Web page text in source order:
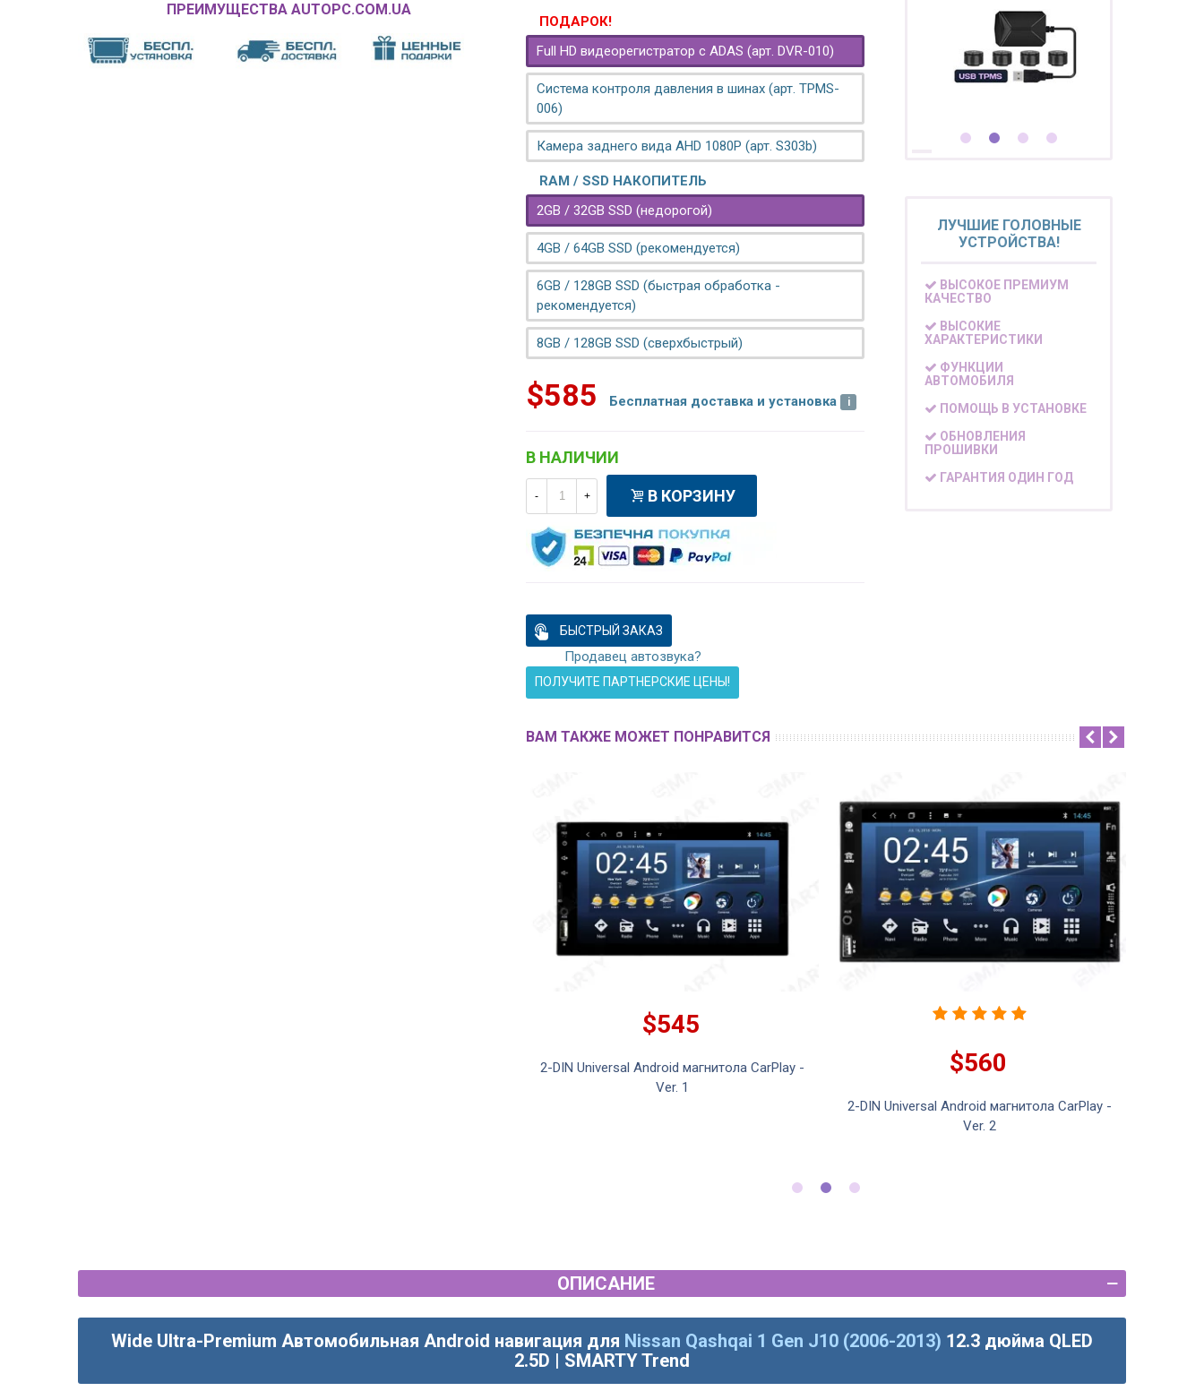
ПРЕИМУЩЕСТВА AUTOPC.COM.UA
ПОДАРОК!
Full HD видеорегистратор с ADAS (арт. DVR-010)
Система контроля давления в шинах (арт. TPMS-
006)
Камера заднего вида AHD 1080P (арт. S303b)
RAM / SSD НАКОПИТЕЛЬ
2GB / 32GB SSD (недорогой)
4GB / 64GB SSD (рекомендуется)
6GB / 128GB SSD (быстрая обработка -
рекомендуется)
8GB / 128GB SSD (сверхбыстрый)
$585 Бесплатная доставка и установка
В НАЛИЧИИ
- + В КОРЗИНУ
БЫСТРЫЙ ЗАКАЗ
Продавец автозвука?
ПОЛУЧИТЕ ПАРТНЕРСКИЕ ЦЕНЫ!
ЛУЧШИЕ ГОЛОВНЫЕ
УСТРОЙСТВА!
ВЫСОКОЕ ПРЕМИУМ
КАЧЕСТВО
ВЫСОКИЕ
ХАРАКТЕРИСТИКИ
ФУНКЦИИ
АВТОМОБИЛЯ
ПОМОЩЬ В УСТАНОВКЕ
ОБНОВЛЕНИЯ
ПРОШИВКИ
ГАРАНТИЯ ОДИН ГОД
ВАМ ТАКЖЕ МОЖЕТ ПОНРАВИТСЯ
$545
2-DIN Universal Android магнитола CarPlay -
Ver. 1
$560
2-DIN Universal Android магнитола CarPlay -
Ver. 2
ОПИСАНИЕ
Wide Ultra-Premium Автомобильная Android навигация для Nissan Qashqai 1 Gen J10 (2006-2013) 12.3 дюйма QLED
2.5D | SMARTY Trend